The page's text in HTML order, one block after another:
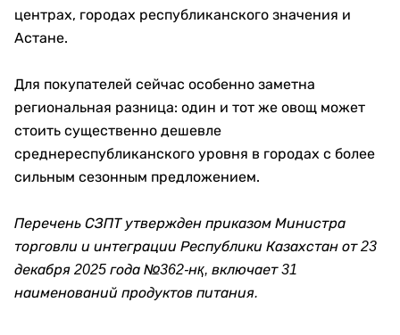
центрах, городах республиканского значения и
Астане.
Для покупателей сейчас особенно заметна
региональная разница: один и тот же овощ может
стоить существенно дешевле
среднереспубликанского уровня в городах с более
сильным сезонным предложением.
Перечень СЗПТ утвержден приказом Министра
торговли и интеграции Республики Казахстан от 23
декабря 2025 года №362-нқ, включает 31
наименований продуктов питания.